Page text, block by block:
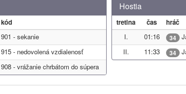
kód
901 - sekanie
915 - nedovolená vzdialenosť
908 - vrážanie chrbátom do súpera
Hostia
tretina čas hráč
I.
01:16 34
II.
11:33 34